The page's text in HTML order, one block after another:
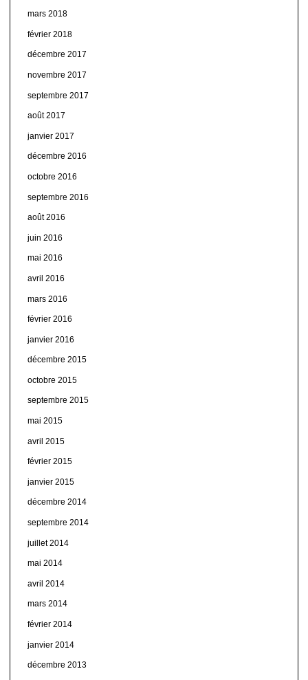
mars 2018
février 2018
décembre 2017
novembre 2017
septembre 2017
août 2017
janvier 2017
décembre 2016
octobre 2016
septembre 2016
août 2016
juin 2016
mai 2016
avril 2016
mars 2016
février 2016
janvier 2016
décembre 2015
octobre 2015
septembre 2015
mai 2015
avril 2015
février 2015
janvier 2015
décembre 2014
septembre 2014
juillet 2014
mai 2014
avril 2014
mars 2014
février 2014
janvier 2014
décembre 2013